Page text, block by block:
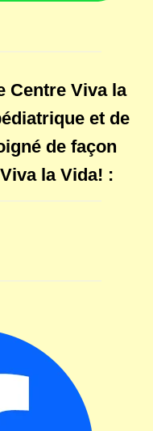
Centre Viva la
et de
de façon
la Vida! :